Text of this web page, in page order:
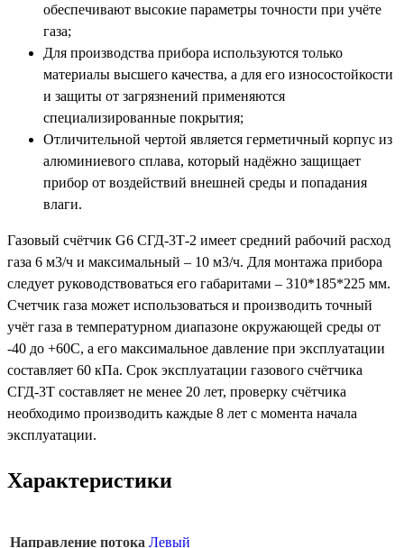
обеспечивают высокие параметры точности при учёте
газа;
Для производства прибора используются только
материалы высшего качества, а для его износостойкости
и защиты от загрязнений применяются
специализированные покрытия;
Отличительной чертой является герметичный корпус из
алюминиевого сплава, который надёжно защищает
прибор от воздействий внешней среды и попадания
влаги.
Газовый счётчик G6 СГД-3Т-2 имеет средний рабочий расход
газа 6 м3/ч и максимальный – 10 м3/ч. Для монтажа прибора
следует руководствоваться его габаритами – 310*185*225 мм.
Счетчик газа может использоваться и производить точный
учёт газа в температурном диапазоне окружающей среды от
-40 до +60С, а его максимальное давление при эксплуатации
составляет 60 кПа. Срок эксплуатации газового счётчика
СГД-3Т составляет не менее 20 лет, проверку счётчика
необходимо производить каждые 8 лет с момента начала
эксплуатации.
Характеристики
Направление потока Левый